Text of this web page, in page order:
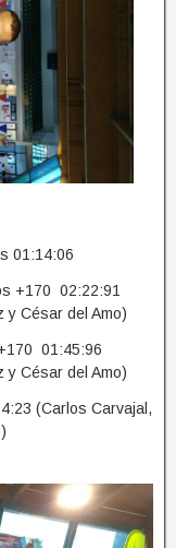
01:14:06
+170 02:22:91
y César del Amo)
01:45:96
y César del Amo)
(Carlos Carvajal,